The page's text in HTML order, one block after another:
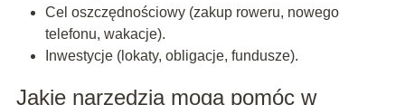
Cel oszczędnościowy (zakup roweru, nowego
telefonu, wakacje).
Inwestycje (lokaty, obligacje, fundusze).
Jakie narzędzia mogą pomóc w